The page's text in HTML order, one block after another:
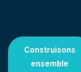
Construisons
ensemble